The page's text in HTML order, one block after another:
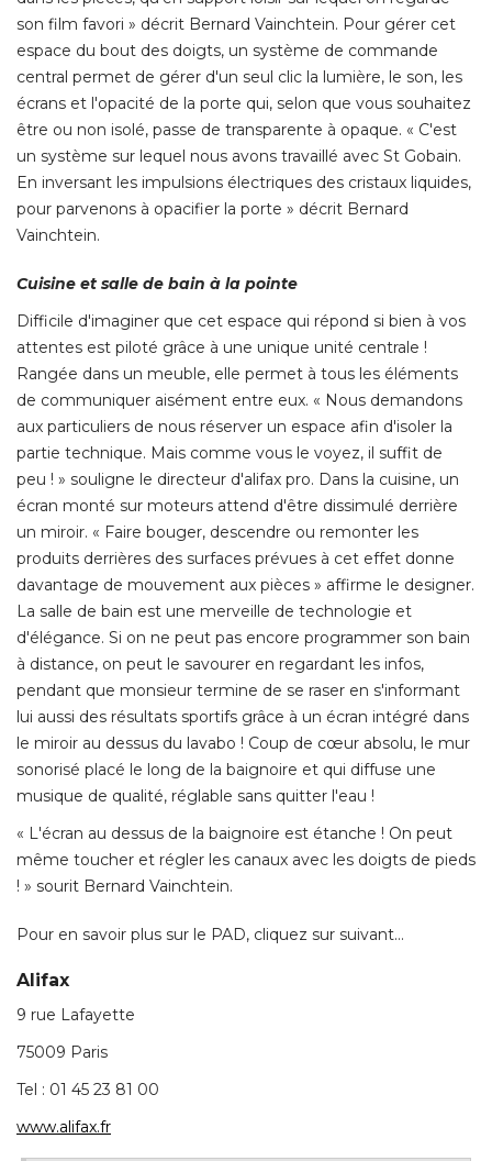
son film favori » décrit Bernard Vainchtein. Pour gérer cet
espace du bout des doigts, un système de commande
central permet de gérer d'un seul clic la lumière, le son, les
écrans et l'opacité de la porte qui, selon que vous souhaitez
être ou non isolé, passe de transparente à opaque. « C'est
un système sur lequel nous avons travaillé avec St Gobain.
En inversant les impulsions électriques des cristaux liquides,
pour parvenons à opacifier la porte » décrit Bernard
Vainchtein.
Cuisine et salle de bain à la pointe
Difficile d'imaginer que cet espace qui répond si bien à vos
attentes est piloté grâce à une unique unité centrale !
Rangée dans un meuble, elle permet à tous les éléments
de communiquer aisément entre eux. « Nous demandons
aux particuliers de nous réserver un espace afin d'isoler la
partie technique. Mais comme vous le voyez, il suffit de
peu ! » souligne le directeur d'alifax pro. Dans la cuisine, un
écran monté sur moteurs attend d'être dissimulé derrière
un miroir. « Faire bouger, descendre ou remonter les
produits derrières des surfaces prévues à cet effet donne
davantage de mouvement aux pièces » affirme le designer.
La salle de bain est une merveille de technologie et
d'élégance. Si on ne peut pas encore programmer son bain
à distance, on peut le savourer en regardant les infos,
pendant que monsieur termine de se raser en s'informant
lui aussi des résultats sportifs grâce à un écran intégré dans
le miroir au dessus du lavabo ! Coup de cœur absolu, le mur
sonorisé placé le long de la baignoire et qui diffuse une
musique de qualité, réglable sans quitter l'eau !
« L'écran au dessus de la baignoire est étanche ! On peut
même toucher et régler les canaux avec les doigts de pieds
! » sourit Bernard Vainchtein.
Pour en savoir plus sur le PAD, cliquez sur suivant…
Alifax
9 rue Lafayette
75009 Paris
Tel : 01 45 23 81 00
www.alifax.fr